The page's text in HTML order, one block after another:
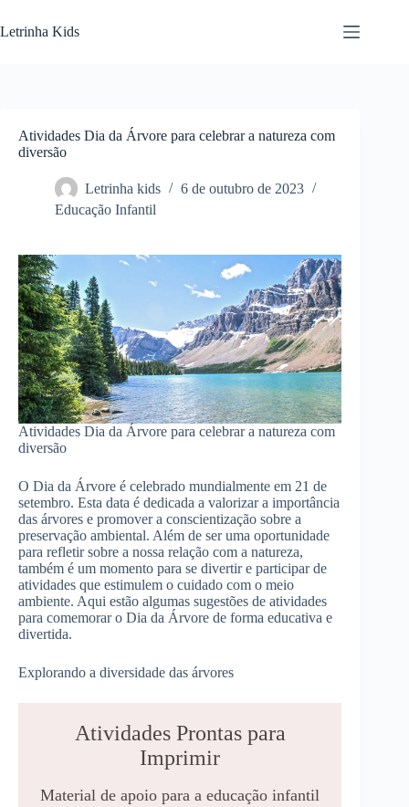
Letrinha Kids
Atividades Dia da Árvore para celebrar a natureza com
diversão
Letrinha kids
6 de outubro de 2023
Educação Infantil
Atividades Dia da Árvore para celebrar a natureza com
diversão
O Dia da Árvore é celebrado mundialmente em 21 de
setembro. Esta data é dedicada a valorizar a importância
das árvores e promover a conscientização sobre a
preservação ambiental. Além de ser uma oportunidade
para refletir sobre a nossa relação com a natureza,
também é um momento para se divertir e participar de
atividades que estimulem o cuidado com o meio
ambiente. Aqui estão algumas sugestões de atividades
para comemorar o Dia da Árvore de forma educativa e
divertida.
Explorando a diversidade das árvores
Atividades Prontas para
Imprimir
Material de apoio para a educação infantil